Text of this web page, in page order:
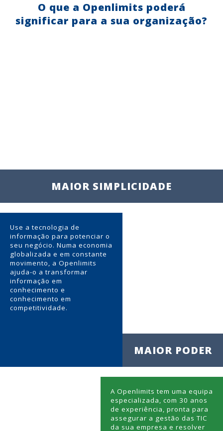
O que a Openlimits poderá
significar para a sua organização?
MAIOR SIMPLICIDADE
MAIOR PODER
Use a tecnologia de
informação para potenciar o
seu negócio. Numa economia
globalizada e em constante
movimento, a Openlimits
ajuda-o a transformar
informação em
conhecimento e
conhecimento em
competitividade.
A Openlimits tem uma equipa
especializada, com 30 anos
de experiência, pronta para
assegurar a gestão das TIC
da sua empresa e resolver